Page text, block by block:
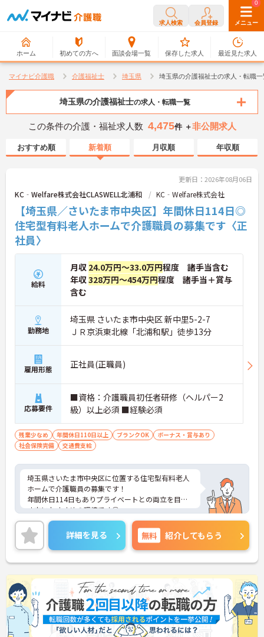
求人検索 会員登録 メニュー
ホーム 初めての方へ 面談会場一覧
0
保存した求人
0
最近見た求人
マイナビ介護職 介護福祉士 埼玉県 埼玉県の介護福祉士の求人・転職一
埼玉県の介護福祉士の求人・転職一覧
この条件の介護・福祉求人数 4,475件 ＋非公開求人
おすすめ順 新着順 月収順 年収順
更新日：2026年08月06日
KC‐Welfare株式会社CLASWELL北浦和 KC‐Welfare株式会社
【埼玉県／さいたま市中央区】年間休日114日◎
住宅型有料老人ホームで介護職員の募集です〈正
社員〉
給料
月収 24.0万円～33.0万円程度 諸手当含む
年収328万円～454万円程度 諸手当＋賞与
含む
勤務地
埼玉県 さいたま市中央区 新中里5-2-7
ＪＲ京浜東北線「北浦和駅」徒歩13分
雇用形態 正社員(正職員)
応募要件
■資格：介護職員初任者研修（ヘルパー2
級）以上必須 ■経験必須
残業少なめ 年間休日110日以上 ブランクOK
ボーナス・賞与あり
社会保険完備
交通費支給
埼玉県さいたま市中央区に位置する住宅型有料老人
ホームで介護職員の募集です！
年間休日114日もありプライベートとの両立を目指
す方におすすめの環境です◎
昇給や賞与制度があり、頑張りが評価されてしっか
りと還元されます。さらに各種手当もあるのは嬉し
いポイントです◎しっかりとしたフォロー体制で、
経験に関わらず安心してスタートできます。
こちらの求人にご興味がございましたら面接のポイ
ントもお伝えしますので是非ご応募お待ちしており
ます。
詳細を見る 無料 紹介してもらう